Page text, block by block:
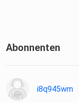
Abonnenten
i8q945wm